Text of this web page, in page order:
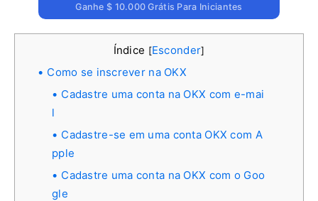
Ganhe $ 10.000 Grátis Para Iniciantes
Índice [Esconder]
Como se inscrever na OKX
Cadastre uma conta na OKX com e-mai
l
Cadastre-se em uma conta OKX com A
pple
Cadastre uma conta na OKX com o Goo
gle